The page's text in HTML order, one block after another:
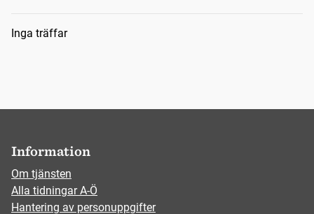
Sökresultat
Inga träffar
Information
Om tjänsten
Alla tidningar A-Ö
Hantering av personuppgifter